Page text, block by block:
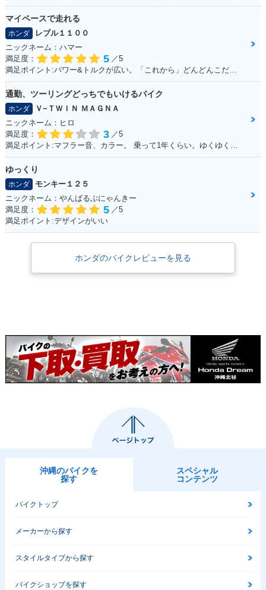
マイペースで走れる
ホンダ
レブル１１００
ニックネーム：ハマー
満足度：
5 ／5
満足ポイント:パワー&トルクが広い。「これから」どんどんこだわっていくのが楽しみ！
通勤、ツーリングどっちでもいけるバイク
ホンダ
Ｖ−ＴＷＩＮ ＭＡＧＮＡ
ニックネーム：ヒロ
満足度：
3 ／5
満足ポイント:マフラー音、カラー。 乗って1年くらい。ゆくゆくはハーレーに！通勤で使ってる。 ショック、ハンドル周りをカスタムしていきたい。
ゆっくり
ホンダ
モンキー１２５
ニックネーム：やんばるぶにゃんきー
満足度：
5 ／5
満足ポイント:デザインがいい
ホンダのバイクレビューを見る
沖縄のバイクを
探す
スペシャル
コンテンツ
バイクトップ
メーカーから探す
スタイルタイプから探す
バイクショップを探す